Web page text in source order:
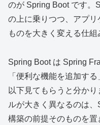
のが Spring Boot です。
の上に乗りつつ、アプ
ものを大きく変える仕組
Spring Boot は Spring
「便利な機能を追加す
以下見てもらうと分か
ルが大きく異なるのは
構築の前提そのものを